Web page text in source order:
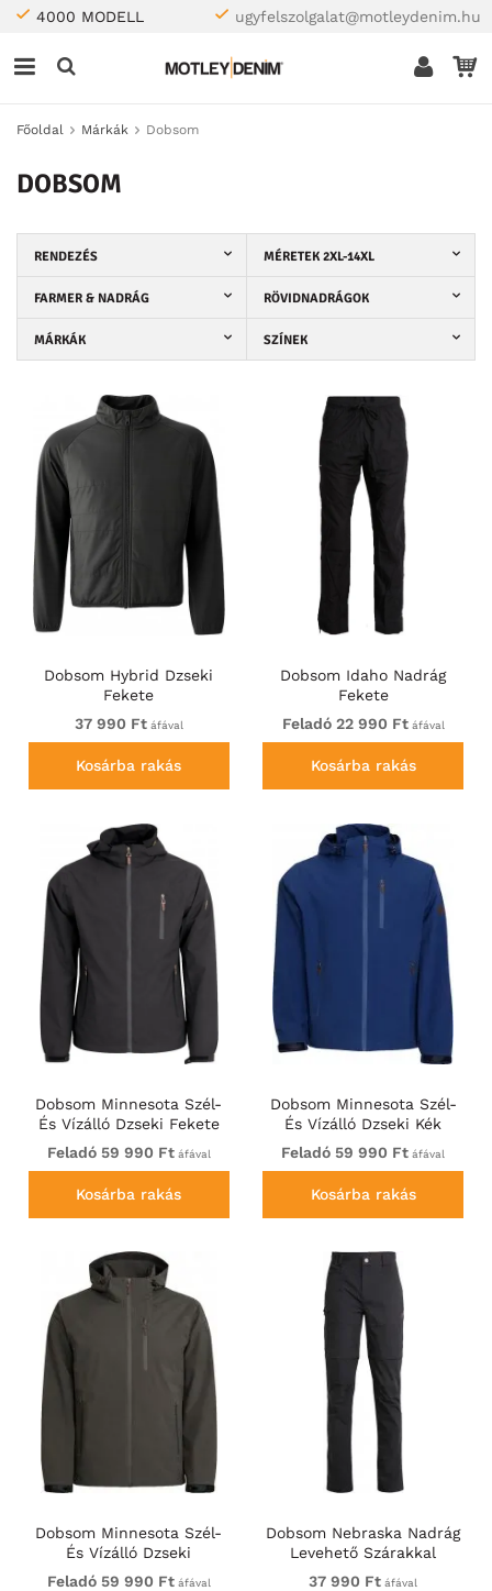
4000 MODELL ugyfelszolgalat@motleydenim.hu
Főoldal Márkák Dobsom
DOBSOM
RENDEZÉS MÉRETEK 2XL-14XL
FARMER & NADRÁG RÖVIDNADRÁGOK
MÁRKÁK SZÍNEK
Dobsom Hybrid Dzseki
Fekete
37 990 Ftáfával
Kosárba rakás
Dobsom Idaho Nadrág
Fekete
Feladó 22 990 Ftáfával
Kosárba rakás
Dobsom Minnesota Szél-
És Vízálló Dzseki Fekete
Feladó 59 990 Ftáfával
Kosárba rakás
Dobsom Minnesota Szél-
És Vízálló Dzseki Kék
Feladó 59 990 Ft áfával
Kosárba rakás
Dobsom Minnesota Szél-
És Vízálló Dzseki
Sötétbarna
Feladó 59 990 Ftáfával
Dobsom Nebraska Nadrág
Levehető Szárakkal
Fekete
37 990 Ft áfával